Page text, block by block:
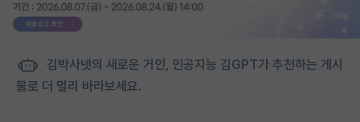
김박사넷의 새로운 거인, 인공지능 김GPT가 추천하는 게시
물로 더 멀리 바라보세요.